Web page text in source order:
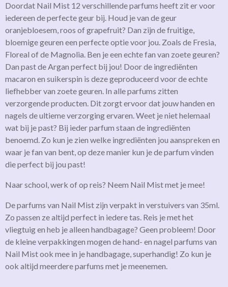
Doordat Nail Mist 12 verschillende parfums heeft zit er voor
iedereen de perfecte geur bij. Houd je van de geur
oranjebloesem, roos of grapefruit? Dan zijn de fruitige,
bloemige geuren een perfecte optie voor jou. Zoals de Fresia,
Floreal of de Magnolia. Ben je een echte fan van zoete geuren?
Dan past de Argan perfect bij jou! Door de ingrediënten
macaron en suikerspin is deze geproduceerd voor de echte
liefhebber van zoete geuren. In alle parfums zitten
verzorgende producten. Dit zorgt ervoor dat jouw handen en
nagels de ultieme verzorging ervaren. Weet je niet helemaal
wat bij je past? Bij ieder parfum staan de ingrediënten
benoemd. Zo kun je zien welke ingrediënten jou aanspreken en
waar je fan van bent, op deze manier kun je de parfum vinden
die perfect bij jou past!
Naar school, werk of op reis? Neem Nail Mist met je mee!
De parfums van Nail Mist zijn verpakt in verstuivers van 35ml.
Zo passen ze altijd perfect in iedere tas. Reis je met het
vliegtuig en heb je alleen handbagage? Geen probleem! Door
de kleine verpakkingen mogen de hand- en nagel parfums van
Nail Mist ook mee in je handbagage, superhandig! Zo kun je
ook altijd meerdere parfums met je meenemen.